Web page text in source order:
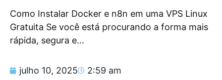
Como Instalar Docker e n8n em uma VPS Linux
Gratuita Se você está procurando a forma mais
rápida, segura e...
julho 10, 2025 2:59 am